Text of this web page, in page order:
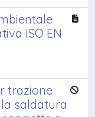
ISO EN
trazione
saldatura